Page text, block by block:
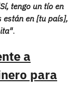
tengo un tío en
están en [tu país],
.
a
para